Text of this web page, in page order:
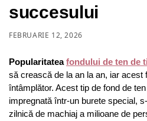
succesului
FEBRUARIE 12, 2026
Popularitateafondului de ten de
să crească de la an la an, iar acest
întâmplător. Acest tip de fond de
impregnată într-un burete special,
zilnică de machiaj a milioane de